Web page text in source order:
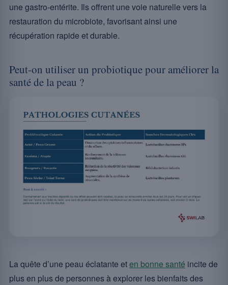
une gastro-entérite. Ils offrent une voie naturelle vers la
restauration du microbiote, favorisant ainsi une
récupération rapide et durable.
Peut-on utiliser un probiotique pour améliorer la
santé de la peau ?
La quête d’une peau éclatante eten bonne santé incite de
plus en plus de personnes à explorer les bienfaits des